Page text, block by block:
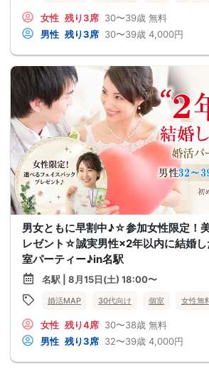
女性 残り3席 30〜39歳 無料
男性 残り3席 30〜39歳 4,000円
男女ともに早割中♪☆参加女性限定！
レゼント☆誠実男性×2年以内に結婚
室パーティー♪in名駅
名駅 | 8月15日(土) 18:00〜
婚活MAP 30代向け 個室 女性無
女性 残り4席 30〜38歳 無料
男性 残り3席 32〜39歳 4,000円